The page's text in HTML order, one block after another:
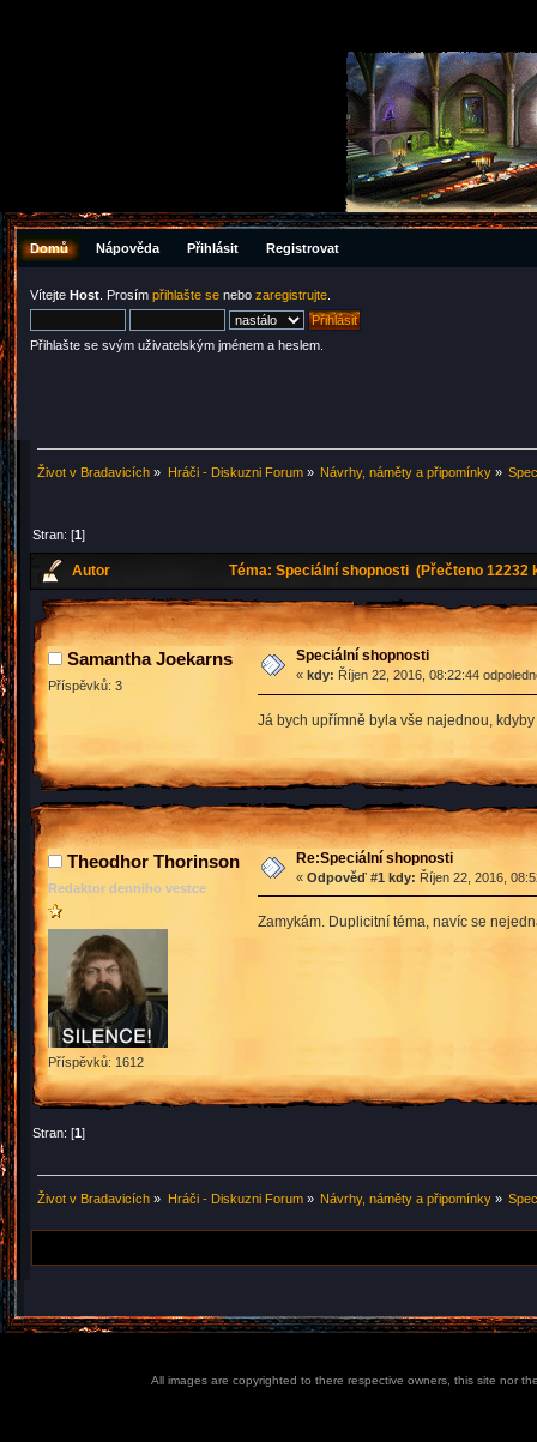
Domů Nápověda Přihlásit Registrovat
Vítejte Host . Prosím přihlašte se nebo zaregistrujte
Přihlašte se svým uživatelským jménem a heslem.
Život v Bradavicích » Hráči - Diskuzni Forum» Návrhy, náměty a připomínky»
Stran: [1]
Autor Téma: Speciální shopnosti (Přečteno 12232
Samantha Joekarns
Příspěvků: 3
Speciální shopnosti
« kdy: Říjen 22, 2016, 08:22:44
Já bych upřímně byla vše najednou,
Theodhor Thorinson
Redaktor denniho vestce
Příspěvků: 1612
Re:Speciální shopnosti
« Odpověď #1 kdy: Říjen 22, 2016,
Zamykám. Duplicitní téma, navíc se
Stran: [1]
Život v Bradavicích » Hráči - Diskuzni Forum» Návrhy, náměty a připomínky»
All images are copyrighted to there respective owners, this site nor